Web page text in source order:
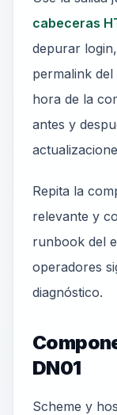
cabeceras
depurar
permalink
hora de la
antes y
Repita la
relevante y
runbook del
operadores
diagnóstico.
DN01
Scheme y